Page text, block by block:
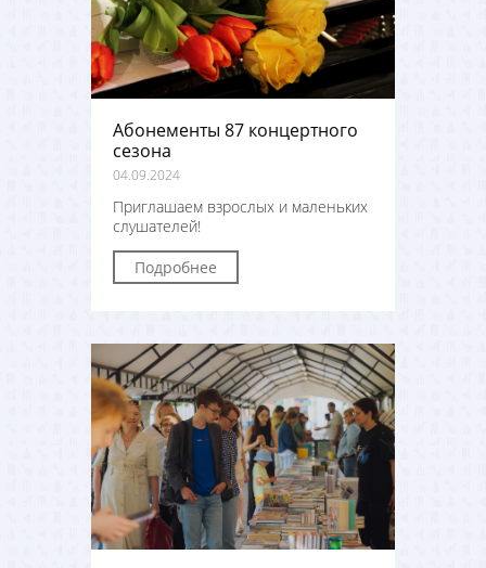
Абонементы 87 концертного
сезона
04.09.2024
Приглашаем взрослых и маленьких
слушателей!
Подробнее